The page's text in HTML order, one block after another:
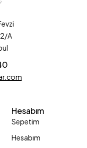
A
Hesabım
Sepetim
Hesabım